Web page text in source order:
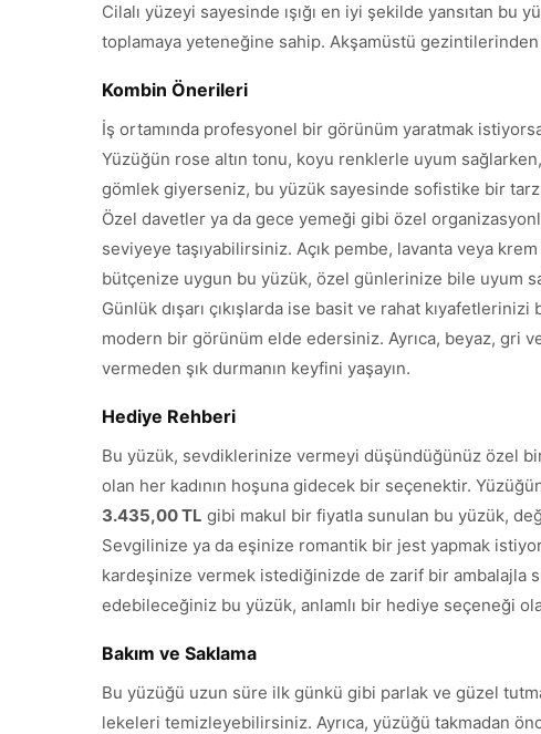
Cilalı yüzeyi sayesinde ışığı en iyi şekilde yansıtan bu
toplamaya yeteneğine sahip. Akşamüstü
Kombin Önerileri
İş ortamında profesyonel bir görünüm yaratmak
Yüzüğün rose altın tonu, koyu renklerle uyum
gömlek giyerseniz, bu yüzük sayesinde sofistike bir tarz
Özel davetler ya da gece yemeği gibi özel
seviyeye taşıyabilirsiniz. Açık pembe, lavanta veya
bütçenize uygun bu yüzük, özel günlerinize bile uyum
Günlük dışarı çıkışlarda ise basit ve rahat
modern bir görünüm elde edersiniz. Ayrıca, beyaz, gri
vermeden şık durmanın keyfini yaşayın.
Hediye Rehberi
Bu yüzük, sevdiklerinize vermeyi düşündüğünüz özel
olan her kadının hoşuna gidecek bir seçenektir.
3.435,00 TL gibi makul bir fiyatla sunulan bu yüzük,
Sevgilinize ya da eşinize romantik bir jest yapmak
kardeşinize vermek istediğinizde de zarif bir ambalajla
edebileceğiniz bu yüzük, anlamlı bir hediye seçeneği
Bakım ve Saklama
Bu yüzüğü uzun süre ilk günkü gibi parlak ve güzel
lekeleri temizleyebilirsiniz. Ayrıca, yüzüğü takmadan